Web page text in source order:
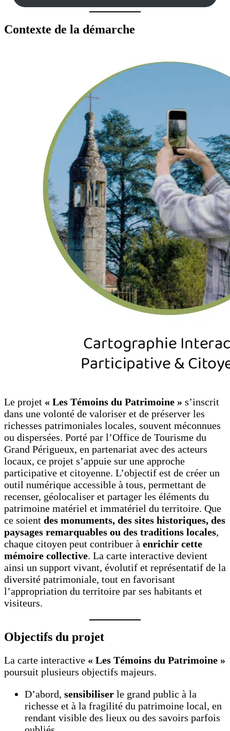
Contexte de la démarche
Le projet « Les Témoins du Patrimoine » s’inscrit
dans une volonté de valoriser et de préserver les
richesses patrimoniales locales, souvent méconnues
ou dispersées. Porté par l’Office de Tourisme du
Grand Périgueux, en partenariat avec des acteurs
locaux, ce projet s’appuie sur une approche
participative et citoyenne. L’objectif est de créer un
outil numérique accessible à tous, permettant de
recenser, géolocaliser et partager les éléments du
patrimoine matériel et immatériel du territoire. Que
ce soient des monuments, des sites historiques, des
paysages remarquables ou des traditions locales,
chaque citoyen peut contribuer à enrichir cette
mémoire collective. La carte interactive devient
ainsi un support vivant, évolutif et représentatif de la
diversité patrimoniale, tout en favorisant
l’appropriation du territoire par ses habitants et
visiteurs.
Objectifs du projet
La carte interactive « Les Témoins du Patrimoine »
poursuit plusieurs objectifs majeurs.
D’abord, sensibiliser le grand public à la
richesse et à la fragilité du patrimoine local, en
rendant visible des lieux ou des savoirs parfois